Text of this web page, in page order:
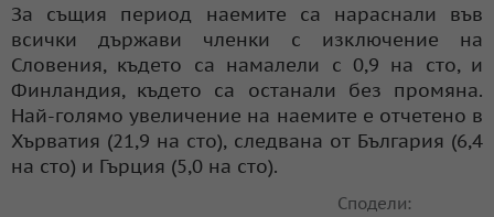
За същия период наемите са нараснали във
всички държави членки с изключение на
Словения, където са намалели с 0,9 на сто, и
Финландия, където са останали без промяна.
Най-голямо увеличение на наемите е отчетено в
Хърватия (21,9 на сто), следвана от България (6,4
на сто) и Гърция (5,0 на сто).
Сподели: